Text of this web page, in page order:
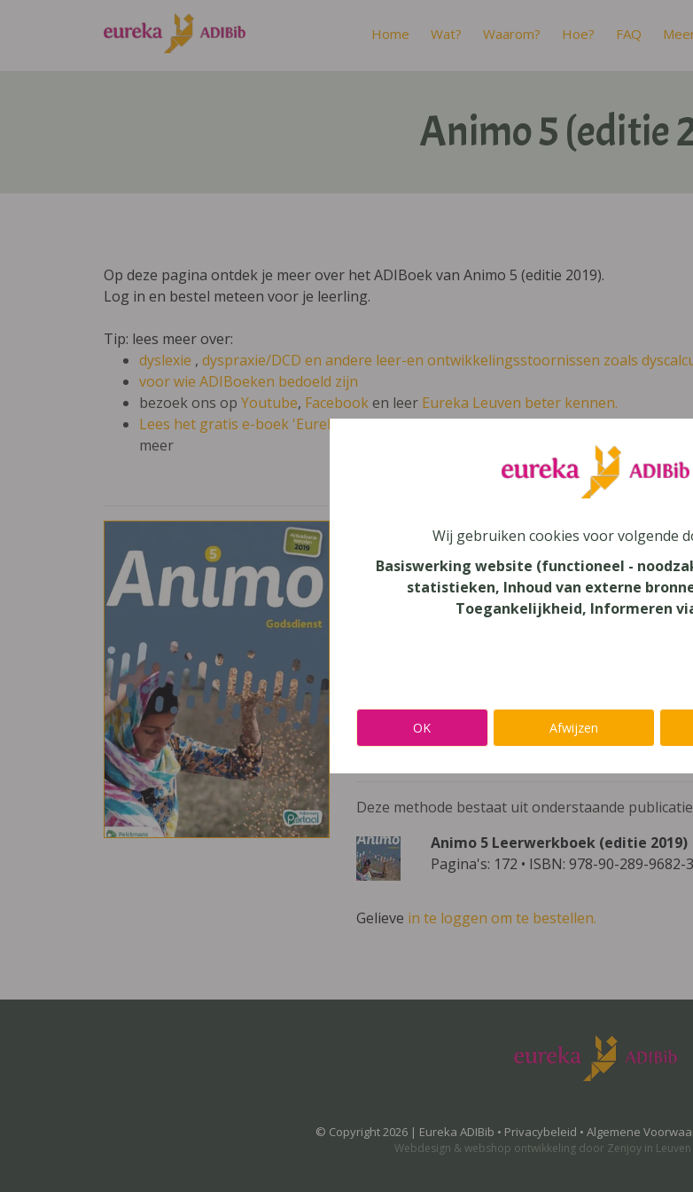
Home Wat? Waarom? Hoe? FAQ
Animo 5 (editie
Op deze pagina ontdek je meer over het ADIBoek van Animo 5 (editie 2019).
Log in en bestel meteen voor je leerling.
Tip: lees meer over:
dyslexie , dyspraxie/DCD en andere leer-en ontwikkelingsstoornissen zoals
voor wie ADIBoeken bedoeld zijn
bezoek ons op Youtube, Facebooken leer Eureka Leuven beter kennen.
Lees het gratis e-boek 'Eureka: leren en leven in je talent'en lees meer over
meer
Animo 5 (editie 2019)
Vak
Godsdienst
Uitgeverij
Deze methode bestaat uit onderstaande
Animo 5 Leerwerkboek (editie 2019)
Pagina's: 172 • ISBN: 978-90-289-
Gelieve in te loggen om te bestellen.
© Copyright 2026 | Eureka ADIBib • Privacybeleid • Algemene
Webdesign & webshop ontwikkelingdoor Zenjoy in Leuven
Wij gebruiken cookies voor volgende
Basiswerking website (functioneel -
statistieken, Inhoud van externe
Toegankelijkheid, Informeren
OK Afwijzen